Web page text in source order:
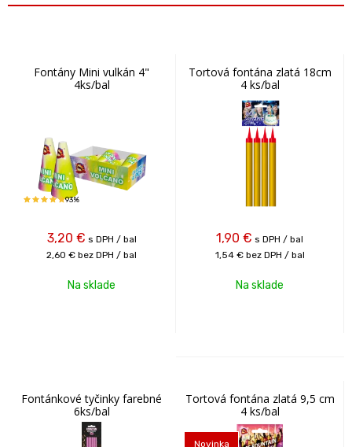
Fontány Mini vulkán 4"
4ks/bal
93%
3,20 € s DPH / bal
2,60 € bez DPH / bal
Na sklade
Tortová fontána zlatá 18cm
4 ks/bal
1,90 € s DPH / bal
1,54 € bez DPH / bal
Na sklade
Fontánkové tyčinky farebné
6ks/bal
Tortová fontána zlatá 9,5 cm
4 ks/bal
Novinka